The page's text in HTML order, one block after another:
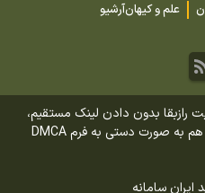
علم و کیهانآرشیو
رازبقا بدون دادن لینک مستقیم،
محتوای شما هم به صورت خودکار و هم به صورت دستی به فرم DMCA
ایران سامانه